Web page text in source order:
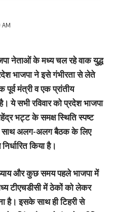
AM
नेताओं के मध्य चल रहे वाक युद्ध
भाजपा ने इसे गंभीरता से लेते
पूर्व मंत्री व एक प्रांतीय
ये सभी रविवार को प्रदेश भाजपा
भट्ट के समक्ष स्थिति स्पष्ट
साथ अलग-अलग बैठक के लिए
किया है।
और कुछ समय पहले भाजपा में
टीएचडीसी में ठेकों को लेकर
है। इसके साथ ही टिहरी से